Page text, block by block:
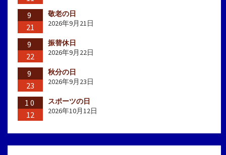
9
21
敬老の日
2026年9月21日
9
22
振替休日
2026年9月22日
9
23
秋分の日
2026年9月23日
10
12
スポーツの日
2026年10月12日